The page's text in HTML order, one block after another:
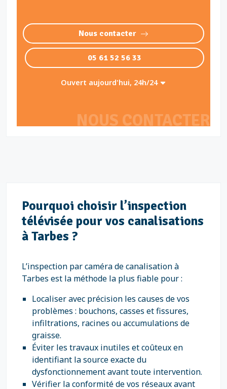
NOUS CONTACTER
Nous contacter
05 61 52 56 33
Ouvert aujourd'hui, 24h/24
Pourquoi choisir l’inspection
télévisée pour vos canalisations
à Tarbes ?
L’inspection par caméra de canalisation à
Tarbes est la méthode la plus fiable pour :
Localiser avec précision les causes de vos
problèmes : bouchons, casses et fissures,
infiltrations, racines ou accumulations de
graisse.
Éviter les travaux inutiles et coûteux en
identifiant la source exacte du
dysfonctionnement avant toute intervention.
Vérifier la conformité de vos réseaux avant